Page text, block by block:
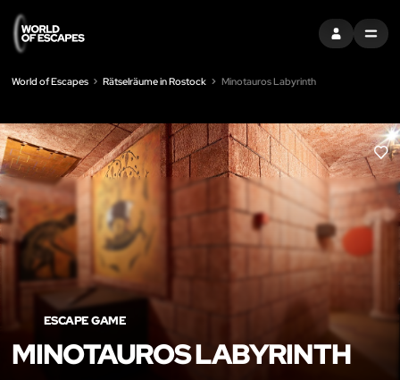
EINTRAGEN
MENU
World of Escapes Rätselräume in Rostock Minotauros Labyrinth
LIKE
ESCAPE GAME
MINOTAUROS LABYRINTH